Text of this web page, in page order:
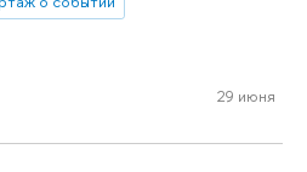
29 июня